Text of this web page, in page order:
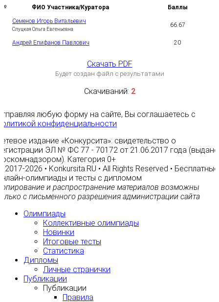
№ ФИО Участника/Куратора Баллы
Семенов Игорь Витальевич
Слуцкая Ольга Евгеньевна
66.67
Андрей Епифанов Павлович 20
Скачать PDF
Будет создан файл с результатами
Скачиваний: 2
любую форму на сайте, Вы соглашаетесь с
конфиденциальности
издание «Конкурсита»: свидетельство о
ЭЛ № ФС 77 - 70172 от 21.06.2017 года (выдано
Категория 0+
2017-2026 • Konkursita.RU • All Rights Reserved • Бесплатные
олимпиады и тесты с дипломом
и распространение материалов возможны
с письменного разрешения администрации сайта
Олимпиады
Коллективные олимпиады
Новинки
Итоговые тесты
Статистика
Дипломы
Личные странички
Публикации
Публикации
Правила